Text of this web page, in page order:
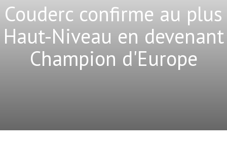
Couderc confirme au plus
Haut-Niveau en devenant
Champion d'Europe